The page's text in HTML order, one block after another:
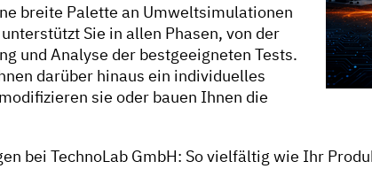
breite Palette an Umweltsimulationen
Sie in allen Phasen, von der
und Analyse der bestgeeigneten Tests.
darüber hinaus ein individuelles
sie oder bauen Ihnen die
bei TechnoLab GmbH: So vielfältig wie Ihr